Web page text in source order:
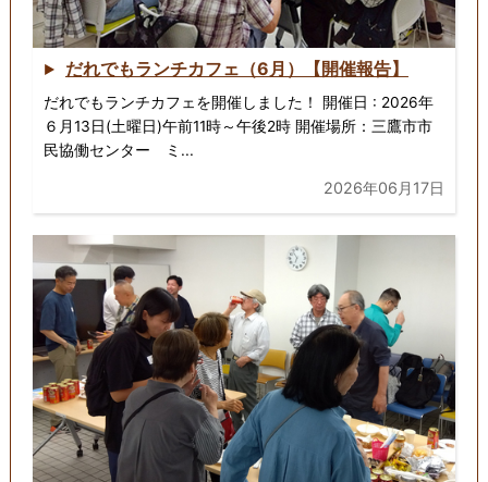
だれでもランチカフェ（6月）【開催報告】
だれでもランチカフェを開催しました！ 開催日 : 2026年
６月13日(土曜日)午前11時～午後2時 開催場所：三鷹市市
民協働センター ミ...
2026年06月17日